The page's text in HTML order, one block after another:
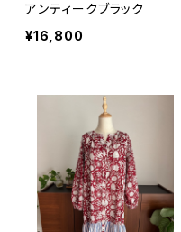
アンティークブラック
¥16,800